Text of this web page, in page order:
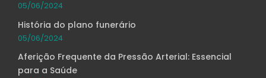
05/06/2024
História do plano funerário
05/06/2024
Aferição Frequente da Pressão Arterial: Essencial
para a Saúde